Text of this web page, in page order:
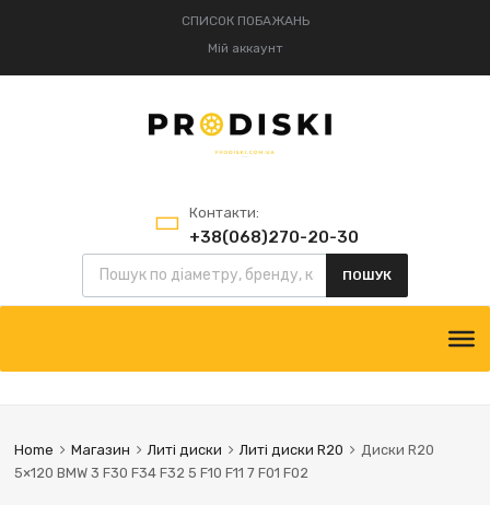
СПИСОК ПОБАЖАНЬ
Мій аккаунт
Контакти:
+38(068)270-20-30
+38(095)834-52-75
Пошук товарів
ПОШУК
content
Home Магазин Литі диски Литі диски R20
Диски R20
5×120 BMW 3 F30 F34 F32 5 F10 F11 7 F01 F02